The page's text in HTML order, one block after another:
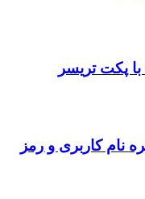
پکت تریسر
نام کاربری و رمز